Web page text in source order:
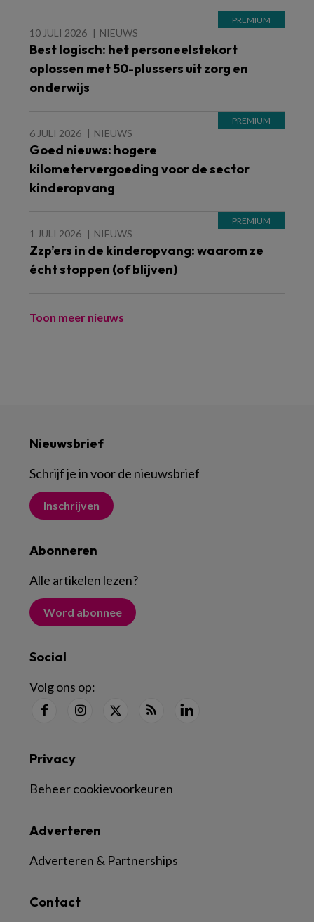
10 JULI 2026 NIEUWS
Best logisch: het personeelstekort
oplossen met 50-plussers uit zorg en
onderwijs
6 JULI 2026 NIEUWS
Goed nieuws: hogere
kilometervergoeding voor de sector
kinderopvang
1 JULI 2026 NIEUWS
Zzp’ers in de kinderopvang: waarom ze
écht stoppen (of blijven)
Toon meer nieuws
Nieuwsbrief
Schrijf je in voor de nieuwsbrief
Inschrijven
Abonneren
Alle artikelen lezen?
Word abonnee
Social
Volg ons op:
Contact
Adverteren
Adverteren & Partnerships
Privacy
Beheer cookievoorkeuren